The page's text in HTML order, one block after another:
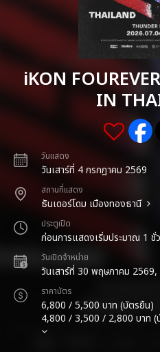
iKON
IN
วันแสดง
วันเสาร์ที่ 4 กรกฎาคม 2569
สถานที่แสดง
ธันเดอร์โดม เมืองทองธานี
ประตูเปิด
ก่อนการแสดงเริ่มประมาณ 1 ชั่
วันเปิดจำหน่าย
วันเสาร์ที่ 30 พฤษภาคม 2569,
ราคาบัตร
6,800 / 5,500 บาท (บัตรยืน)
4,800 / 3,500 / 2,800 บาท (